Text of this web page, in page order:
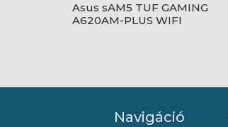
Asus sAM5 TUF GAMING
A620AM-PLUS WIFI
Navigáció